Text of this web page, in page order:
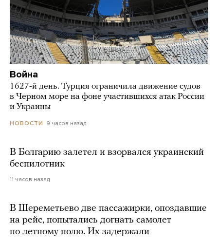
Война
1627-й день. Турция ограничила движение судов
в Черном море на фоне участившихся атак России
и Украины
НОВОСТИ 9 часов назад
В Болгарию залетел и взорвался украинский
беспилотник
11 часов назад
В Шереметьево две пассажирки, опоздавшие
на рейс, попытались догнать самолет
по летному полю. Их задержали